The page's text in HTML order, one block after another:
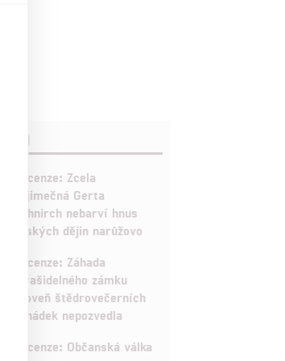
Recenze: Zcela
výjimečná Gerta
Schnirch nebarví hnus
českých dějin narůžovo
Recenze: Záhada
strašidelného zámku
úroveň štědrovečerních
pohádek nepozvedla
Recenze: Občanská válka